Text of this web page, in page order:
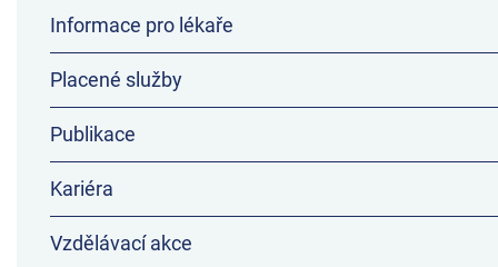
Informace pro lékaře
Placené služby
Publikace
Kariéra
Vzdělávací akce